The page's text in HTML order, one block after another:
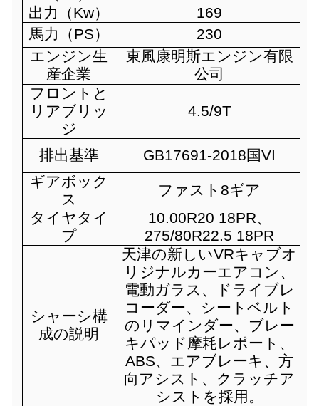
出力（Kw）
169
馬力（PS）
230
エンジン生
産企業
東風康明斯エンジン有限
公司
フロントと
リアブリッ
ジ
4.5/9T
排出基準
GB17691-2018国VI
ギアボック
ス
ファスト8ギア
タイヤタイ
プ
10.00R20 18PR、
275/80R22.5 18PR
シャーシ構
成の説明
天津の新しいVRキャブオ
リジナルカーエアコン、
電動ガラス、ドライブレ
コーダー、シートベルト
のリマインダー、ブレー
キパッド摩耗レポート、
ABS、エアブレーキ、方
向アシスト、クラッチア
シストを採用。